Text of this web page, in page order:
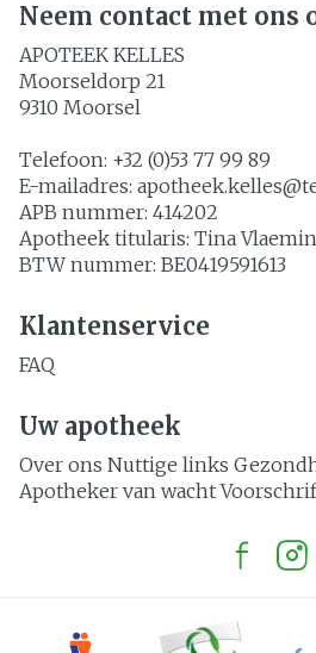
Neem contact met ons
APOTEEK KELLES
Moorseldorp 21
9310 Moorsel
Telefoon: +32 (0)53 77 99 89
E-mailadres: apotheek.kelles@
APB nummer: 414202
Apotheek titularis: Tina
BTW nummer: BE0419591613
Klantenservice
FAQ
Uw apotheek
Over ons Nuttige links
Apotheker van wacht